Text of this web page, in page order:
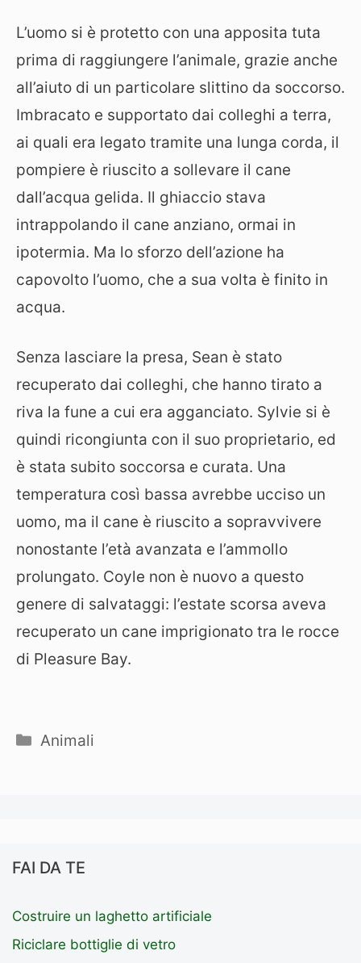
L’uomo si è protetto con una apposita tuta
prima di raggiungere l’animale, grazie anche
all’aiuto di un particolare slittino da soccorso.
Imbracato e supportato dai colleghi a terra,
ai quali era legato tramite una lunga corda, il
pompiere è riuscito a sollevare il cane
dall’acqua gelida. Il ghiaccio stava
intrappolando il cane anziano, ormai in
ipotermia. Ma lo sforzo dell’azione ha
capovolto l’uomo, che a sua volta è finito in
acqua.
Senza lasciare la presa, Sean è stato
recuperato dai colleghi, che hanno tirato a
riva la fune a cui era agganciato. Sylvie si è
quindi ricongiunta con il suo proprietario, ed
è stata subito soccorsa e curata. Una
temperatura così bassa avrebbe ucciso un
uomo, ma il cane è riuscito a sopravvivere
nonostante l’età avanzata e l’ammollo
prolungato. Coyle non è nuovo a questo
genere di salvataggi: l’estate scorsa aveva
recuperato un cane imprigionato tra le rocce
di Pleasure Bay.
Categorie
Animali
FAI DA TE
Costruire un laghetto artificiale
Riciclare bottiglie di vetro